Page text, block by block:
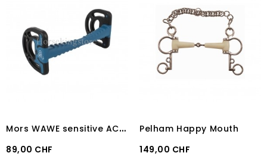
M
ors WAWE sensitive ACAVALLO
Prix
89,00 CHF
Pelham Happy Mouth
Prix
149,00 CHF